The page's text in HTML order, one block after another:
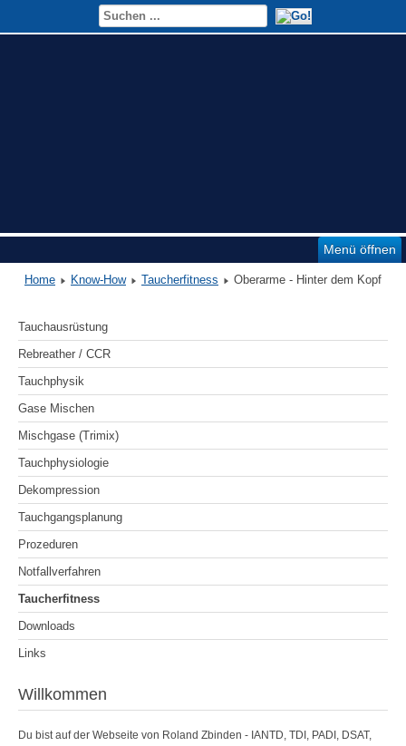
Menü öffnen
Home Know-How Taucherfitness Oberarme - Hinter dem Kopf
Tauchausrüstung
Rebreather / CCR
Tauchphysik
Gase Mischen
Mischgase (Trimix)
Tauchphysiologie
Dekompression
Tauchgangsplanung
Prozeduren
Notfallverfahren
Taucherfitness
Downloads
Links
Willkommen
Du bist auf der Webseite von Roland Zbinden - IANTD, TDI, PADI, DSAT,